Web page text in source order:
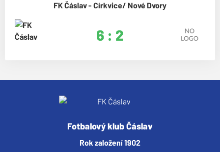
FK Čáslav - Církvice/ Nové Dvory
6 : 2
Fotbalový klub Čáslav
Rok založení 1902